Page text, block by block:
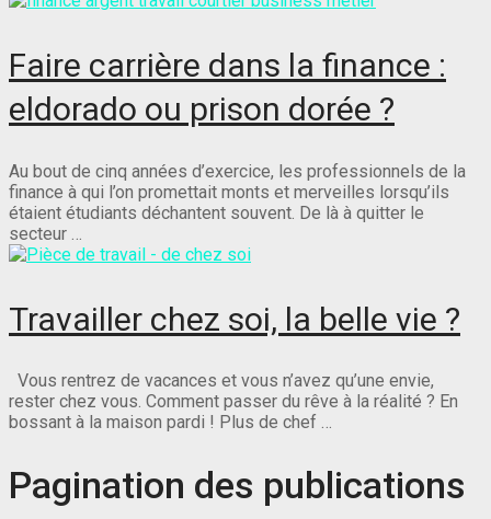
Faire carrière dans la finance :
eldorado ou prison dorée ?
Au bout de cinq années d’exercice, les professionnels de la
finance à qui l’on promettait monts et merveilles lorsqu’ils
étaient étudiants déchantent souvent. De là à quitter le
secteur …
Travailler chez soi, la belle vie ?
Vous rentrez de vacances et vous n’avez qu’une envie,
rester chez vous. Comment passer du rêve à la réalité ? En
bossant à la maison pardi ! Plus de chef …
Pagination des publications